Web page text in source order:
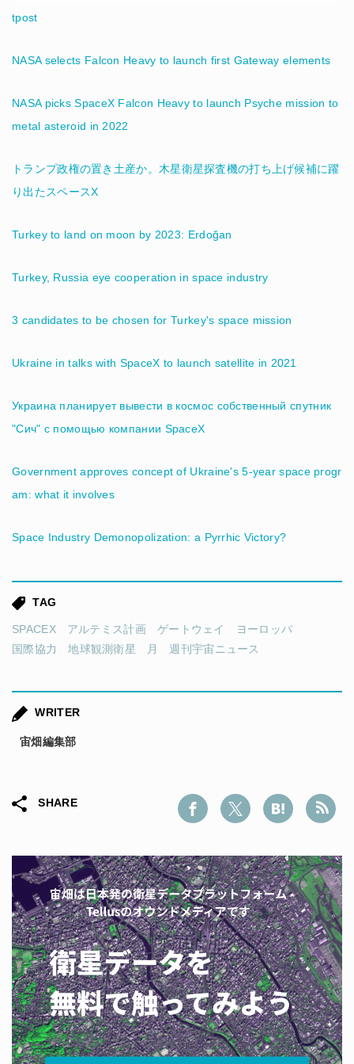
tpost
NASA selects Falcon Heavy to launch first Gateway elements
NASA picks SpaceX Falcon Heavy to launch Psyche mission to
metal asteroid in 2022
トランプ政権の置き土産か。木星衛星探査機の打ち上げ候補に躍
り出たスペースX
Turkey to land on moon by 2023: Erdoğan
Turkey, Russia eye cooperation in space industry
3 candidates to be chosen for Turkey's space mission
Ukraine in talks with SpaceX to launch satellite in 2021
Украина планирует вывести в космос собственный спутник
"Сич" с помощью компании SpaceX
Government approves concept of Ukraine's 5-year space progr
am: what it involves
Space Industry Demonopolization: a Pyrrhic Victory?
TAG
SPACEX アルテミス計画 ゲートウェイ
ヨーロッパ
国際協力
地球観測衛星 月 週刊宇宙ニュース
WRITER
宙畑編集部
SHARE